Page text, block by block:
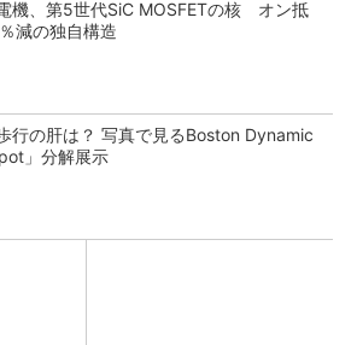
機、第5世代SiC MOSFETの核 オン抵
減の独自構造
行の肝は？ 写真で見るBoston Dynamic
」分解展示